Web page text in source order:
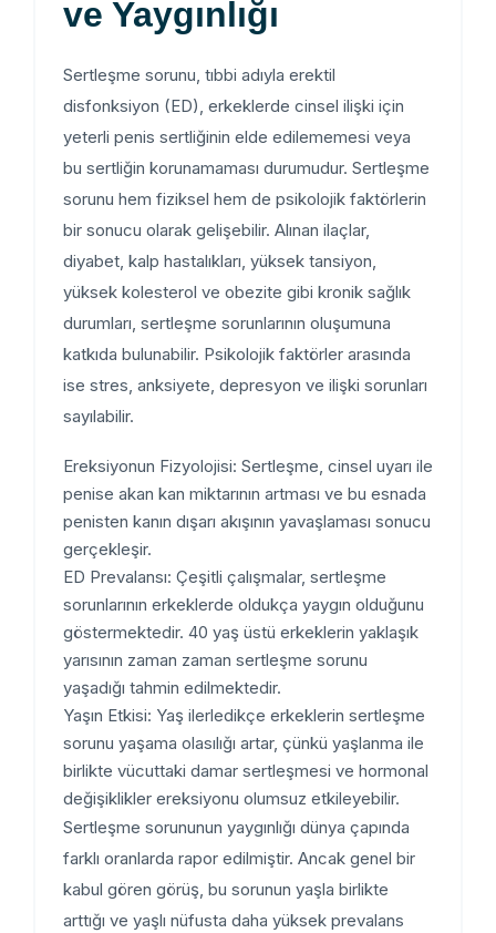
ve Yaygınlığı
Sertleşme sorunu, tıbbi adıyla erektil
disfonksiyon (ED), erkeklerde cinsel ilişki için
yeterli penis sertliğinin elde edilememesi veya
bu sertliğin korunamaması durumudur. Sertleşme
sorunu hem fiziksel hem de psikolojik faktörlerin
bir sonucu olarak gelişebilir. Alınan ilaçlar,
diyabet, kalp hastalıkları, yüksek tansiyon,
yüksek kolesterol ve obezite gibi kronik sağlık
durumları, sertleşme sorunlarının oluşumuna
katkıda bulunabilir. Psikolojik faktörler arasında
ise stres, anksiyete, depresyon ve ilişki sorunları
sayılabilir.
Ereksiyonun Fizyolojisi: Sertleşme, cinsel uyarı ile
penise akan kan miktarının artması ve bu esnada
penisten kanın dışarı akışının yavaşlaması sonucu
gerçekleşir.
ED Prevalansı: Çeşitli çalışmalar, sertleşme
sorunlarının erkeklerde oldukça yaygın olduğunu
göstermektedir. 40 yaş üstü erkeklerin yaklaşık
yarısının zaman zaman sertleşme sorunu
yaşadığı tahmin edilmektedir.
Yaşın Etkisi: Yaş ilerledikçe erkeklerin sertleşme
sorunu yaşama olasılığı artar, çünkü yaşlanma ile
birlikte vücuttaki damar sertleşmesi ve hormonal
değişiklikler ereksiyonu olumsuz etkileyebilir.
Sertleşme sorununun yaygınlığı dünya çapında
farklı oranlarda rapor edilmiştir. Ancak genel bir
kabul gören görüş, bu sorunun yaşla birlikte
arttığı ve yaşlı nüfusta daha yüksek prevalans